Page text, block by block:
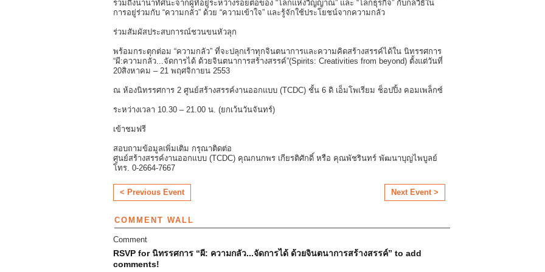
รวมถึงนานาทัศนะจากผู้ที่อยู่ระหว่างรอยต่อของ “โลกแห่งวิญญาณ” และ “โลกธุรกิจ” กับกลวิธีใน
การอยู่ร่วมกับ “ความกลัว” ด้วย “ความเข้าใจ” และรู้จักใช้ประโยชน์จากความกลัว
ร่วมสัมผัสประสบการณ์ชวนขนหัวลุก
พร้อมกระตุกต่อม “ความกลัว” ที่จะปลุกเร้าทุกจินตนาการและความคิดสร้างสรรค์ได้ใน นิทรรศการ
“ผี:ความกลัว...จัดการได้ ด้วยจินตนาการสร้างสรรค์”(Spirits: Creativities from beyond) ตั้งแต่วันที่
20สิงหาคม – 21 พฤศจิกายน 2553
ณ ห้องนิทรรศการ 2 ศูนย์สร้างสรรค์งานออกแบบ (TCDC) ชั้น 6 ดิ เอ็มโพเรียม ช็อปปิ้ง คอมเพล็กซ์
ระหว่างเวลา 10.30 – 21.00 น. (ยกเว้นวันจันทร์)
เข้าชมฟรี
สอบถามข้อมูลเพิ่มเติม กรุณาติดต่อ
ศูนย์สร้างสรรค์งานออกแบบ (TCDC) คุณกนกพร เกียรติศักดิ์ หรือ คุณพัชรินทร์ พัฒนาบุญไพบูลย์
โทร. 0-2664-7667
< Previous Event Next Event >
COMMENT WALL
Comment
RSVP for นิทรรศการ “ผี: ความกลัว...จัดการได้ ด้วยจินตนาการสร้างสรรค์” to add
comments!